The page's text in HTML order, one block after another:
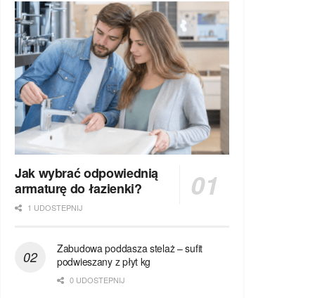
Jak wybrać odpowiednią
armaturę do łazienki?
1 UDOSTEPNIJ
Zabudowa poddasza stelaż – sufit
podwieszany z płyt kg
0 UDOSTEPNIJ